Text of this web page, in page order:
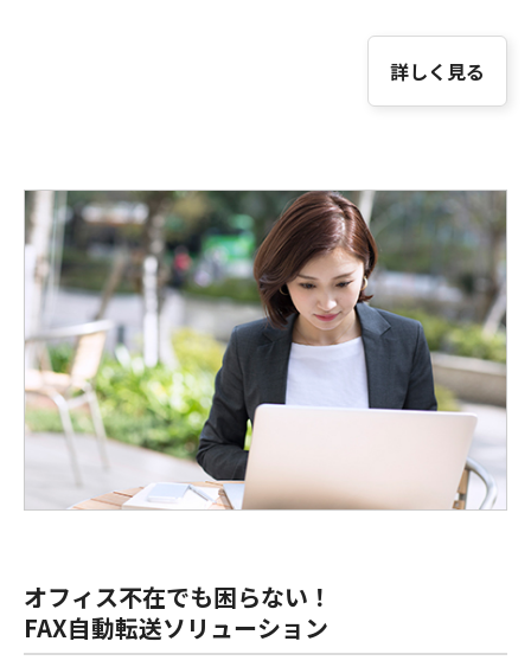
詳しく見る
オフィス不在でも困らない！
FAX自動転送ソリューション